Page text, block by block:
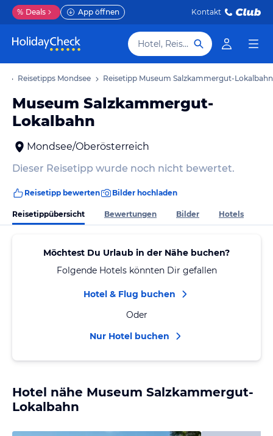
% Deals App öffnen Kontakt
Hotel, Reiseziel
Reisetipps Mondsee Reisetipp Museum Salzkammergut-Lokalbahn
Museum Salzkammergut-
Lokalbahn
Mondsee/Oberösterreich
Dieser Reisetipp wurde noch nicht bewertet.
Reisetipp bewerten Bilder hochladen
Reisetippübersicht Bewertungen Bilder Hotels
Möchtest Du Urlaub in der Nähe buchen?
Folgende Hotels könnten Dir gefallen
Hotel & Flug buchen
Oder
Nur Hotel buchen
Hotel nähe Museum Salzkammergut-
Lokalbahn